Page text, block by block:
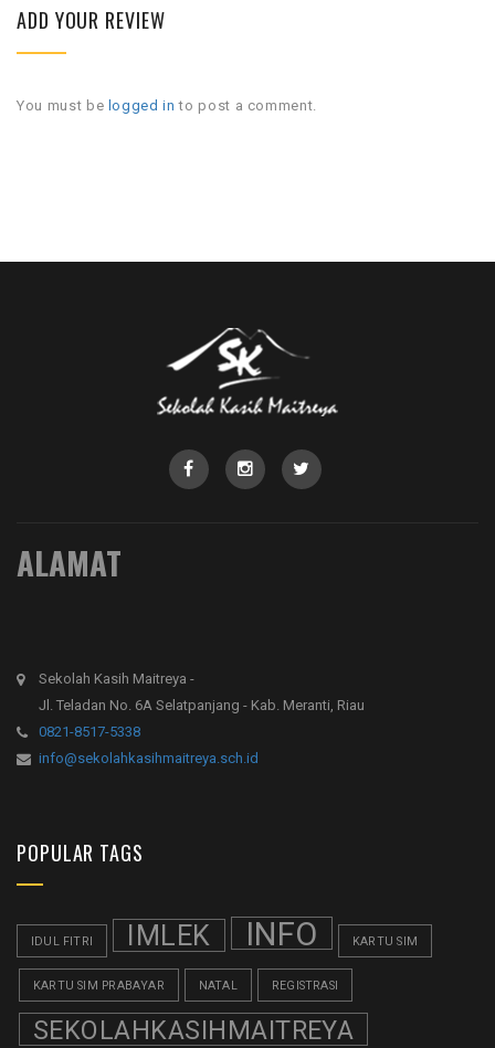
ADD YOUR REVIEW
You must be logged in to post a comment.
ALAMAT
Sekolah Kasih Maitreya -
Jl. Teladan No. 6A Selatpanjang - Kab. Meranti, Riau
0821-8517-5338
info@sekolahkasihmaitreya.sch.id
POPULAR TAGS
IDUL FITRI IMLEK INFO KARTU SIM
KARTU SIM PRABAYAR NATAL REGISTRASI
SEKOLAHKASIHMAITREYA